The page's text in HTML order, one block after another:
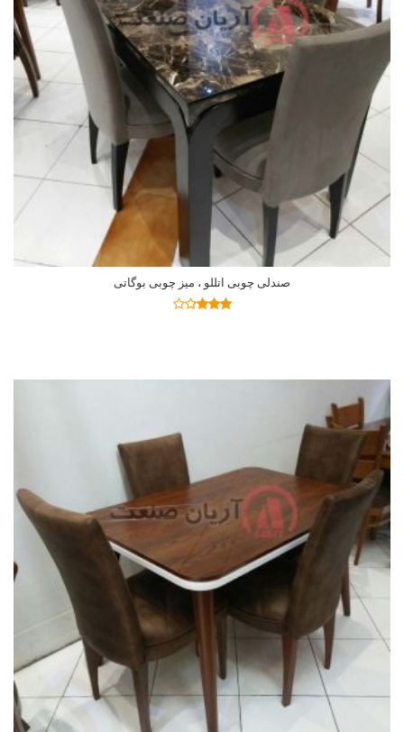
صندلی چوبی اتللو ، میز چوبی بوگاتی
اطلاعات بیشتر